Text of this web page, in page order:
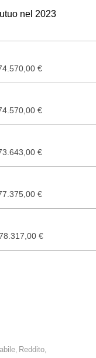
nel 2023
€
€
€
€
€
, Reddito,